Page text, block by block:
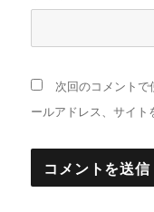
次回のコメント
ールアドレス、サイト